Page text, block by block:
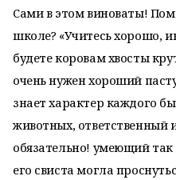
Сами в этом виноваты!
школе? «Учитесь хорошо,
будете коровам хвосты
очень нужен хороший
знает характер каждого
животных, ответственный
обязательно! умеющий
его свиста могла